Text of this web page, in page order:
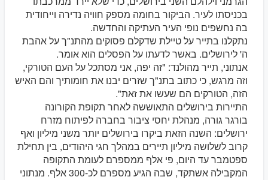
בכניסתו לעיר. הביקור בחומה מספק חוויה נדירה וייחודית
בה נחשפים נופי העיר העתיקה והחדשה.
נתקלנו בתייר על טיילת שדקלם פסוקים מהתנ"ך על אהבת
ה' לירושלים. באשר לדעתו על הפסלים הוא אומר.
אנתוני, תייר מהולנד: "זה יפה, אני מסתכל על העם הטורקי,
וזה מרגש, כי כתוב בתנ"ך שזרים יבנו את חומותיך והם האיש
הזה, הטורקים הם שעשו את זאת".
התיירות בירושלים התאוששה לאחר תקופת הקורונה
בורגר גורה, מנהלת יחסי ציבור בחברה לפיתוח מזרח
ירושלים: השנה הזאת ביקרו בירושלים יותר משני מיליון ואף
קרוב לשלושה מיליון תיירים במהלך חגי היהודים, בין תחילת
ספטמבר עד היום, פי אלף ממספרם לעומת התקופה
המקבילה אשתקד, שבה הגיע מספרם לכ-300 אלף. מנתוני